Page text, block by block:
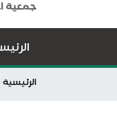
جمعية
الرئيسية